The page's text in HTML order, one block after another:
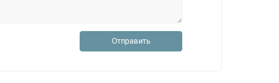
Отправить